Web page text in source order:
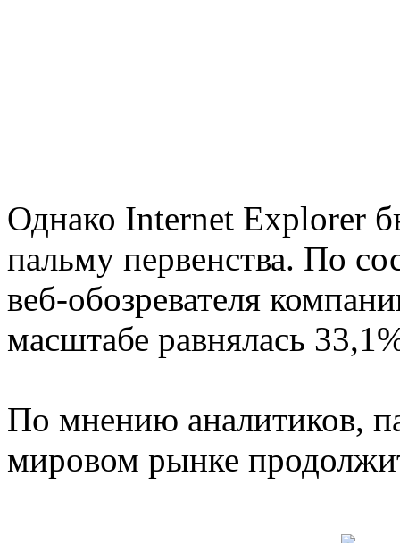
Однако Internet Explorer
пальму первенства. По
веб-обозревателя
масштабе равнялась
По мнению аналитиков,
мировом рынке